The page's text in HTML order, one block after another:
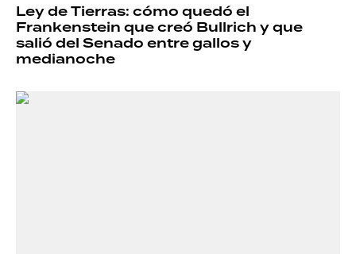
Ley de Tierras: cómo quedó el
Frankenstein que creó Bullrich y que
salió del Senado entre gallos y
medianoche